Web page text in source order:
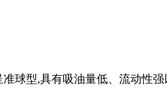
球型,具有吸油量低、流动性